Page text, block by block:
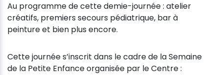
Au programme de cette demie-journée : atelier
créatifs, premiers secours pédiatrique, bar à
peinture et bien plus encore.
Cette journée s’inscrit dans le cadre de la Semaine
de la Petite Enfance organisée par le Centre :